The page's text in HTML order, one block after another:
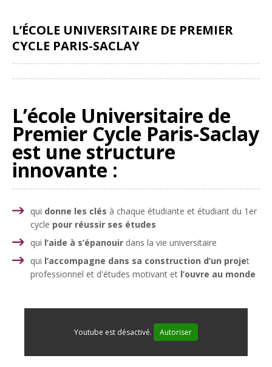
L’ÉCOLE UNIVERSITAIRE DE PREMIER
CYCLE PARIS-SACLAY
L’école Universitaire de
Premier Cycle Paris-Saclay
est une structure
innovante :
qui donne les clés à chaque étudiante et étudiant du 1er
cycle pour réussir ses études
qui l’aide à s’épanouir dans la vie universitaire
qui l’accompagne dans sa construction d’un projet
professionnel et d'études motivant et l’ouvre au monde
Youtube est désactivé. Autoriser